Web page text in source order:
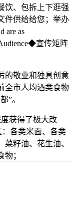
饮、包拆上下逛强
件供给给您；举办
are as
宣传矩阵
敬业和独具创意
全市人均酒类食物
”。
获得了极大改
各类米面、各类
籽油、花生油、
；